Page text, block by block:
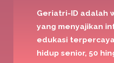
Geriatri-ID adalah
yang menyajikan
edukasi
hidup senior, 50